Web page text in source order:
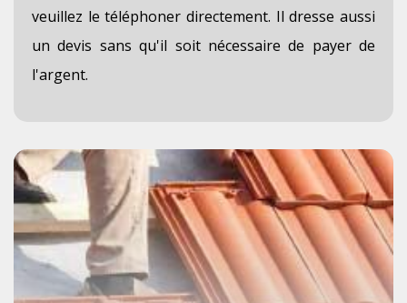
veuillez le téléphoner directement. Il dresse aussi
un devis sans qu'il soit nécessaire de payer de
l'argent.